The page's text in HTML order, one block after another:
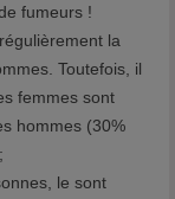
fumeurs !
la
Toutefois, il
femmes sont
hommes (30%
le sont